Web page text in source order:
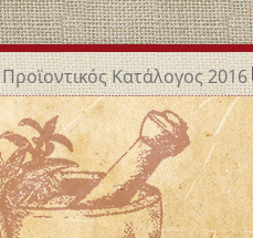
Προϊοντικός Κατάλογος 2016